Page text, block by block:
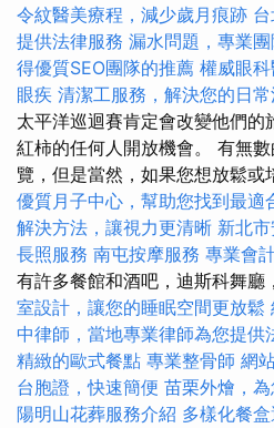
令紋醫美療程，減少歲月痕跡
提供法律服務 漏水問題，專業
得優質SEO團隊的推薦 權威眼
眼疾 清潔工服務，解決您的日
太平洋巡迴賽肯定會改變他們
紅柿的任何人開放機會。 有無
覽，但是當然，如​​果您想放鬆或
優質月子中心，幫助您找到最適
解決方法，讓視力更清晰 新北
長照服務 南屯按摩服務 專業會
有許多餐館和酒吧，迪斯科舞廳
室設計，讓您的睡眠空間更放鬆
中律師，當地專業律師為您提供
精緻的歐式餐點 專業整骨師 網
台胞證，快速簡便 苗栗外燴，
陽明山花葬服務介紹 多樣化餐